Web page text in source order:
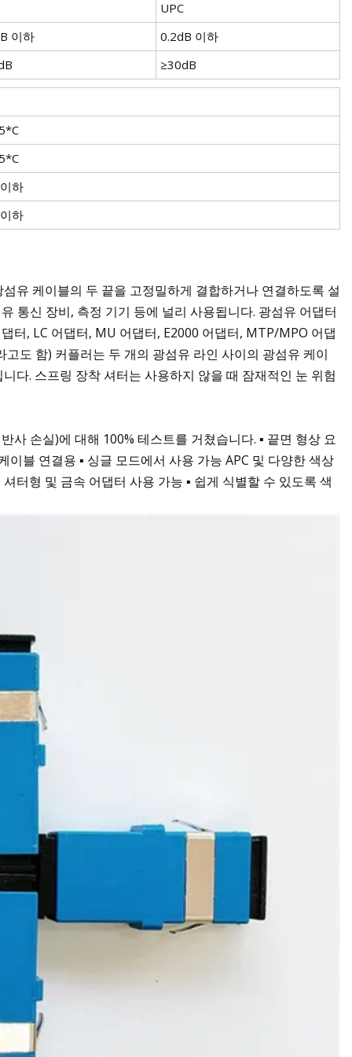
UPC
이하
0.2dB 이하
≥30dB
하
하
유 케이블의 두 끝을 고정밀하게 결합하거나 연결하도록 설
통신 장비, 측정 기기 등에 널리 사용됩니다. 광섬유 어댑터
터, LC 어댑터, MU 어댑터, E2000 어댑터, MTP/MPO 어댑
도 함) 커플러는 두 개의 광섬유 라인 사이의 광섬유 케이
다. 스프링 장착 셔터는 사용하지 않을 때 잠재적인 눈 위험
사 손실)에 대해 100% 테스트를 거쳤습니다. ▪ 끝면 형상 요
블 연결용 ▪ 싱글 모드에서 사용 가능 APC 및 다양한 색상
터형 및 금속 어댑터 사용 가능 ▪ 쉽게 식별할 수 있도록 색